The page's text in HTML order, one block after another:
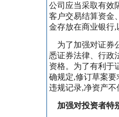
公司应当采取有效
客户交易结算资金
金存放在商业银行
为了加强对证券
悉证券法律、行政
资格。为了有利于
确规定,修订草案
违规记录,净资产不
加强对投资者特